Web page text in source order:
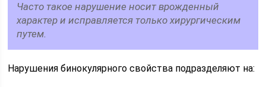
Часто такое нарушение носит врожденный
характер и исправляется только хирургическим
путем.
Нарушения бинокулярного свойства подразделяют на: